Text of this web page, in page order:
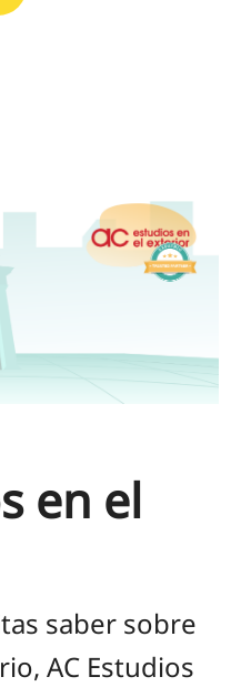
en el
saber sobre
AC Estudios